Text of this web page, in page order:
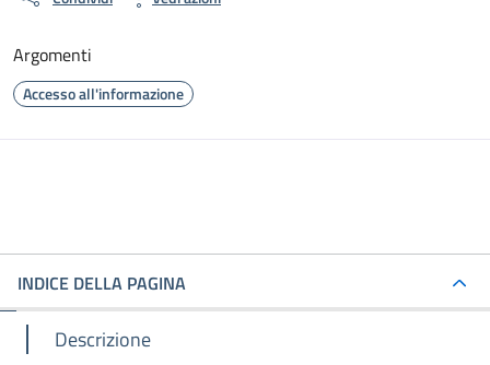
Argomenti
Accesso all'informazione
INDICE DELLA PAGINA
Descrizione